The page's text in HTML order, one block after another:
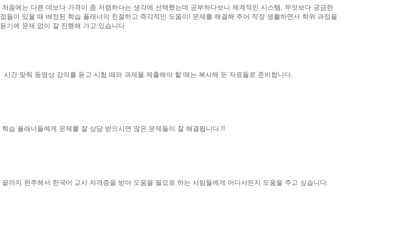
겠
습
니
처음에는 다른 데보다 가격이 좀 저렴하다는 생각에 선택했는데 공부하다보니 체계적인 시스템, 무엇보다 궁금한
점들이 있을 때 배정된 학습 플래너의 친절하고 즉각적인 도움이! 문제를 해결해 주어 직장 생활하면서 학위 과정을
듣기에 문제 없이 잘 진행해 가고 있습니다
시간 맞춰 동영상 강의를 듣고 시험 때와 과제물 제출해야 할 때는 복사해 둔 자료들로 준비합니다.
학습 플래너들에게 문제를 잘 상담 받으시면 많은 문제들이 잘 해결됩니다.!!
끝까지 완주해서 한국어 교사 자격증을 받아 도움을 필요로 하는 사람들에게 어디서든지 도움을 주고 싶습니다.